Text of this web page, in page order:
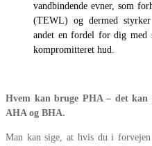
vandbindende evner, som
(TEWL) og dermed
andet en fordel for dig med
kompromitteret hud.
Hvem kan bruge PHA – det
AHA og BHA.
Man kan sige, at hvis du i